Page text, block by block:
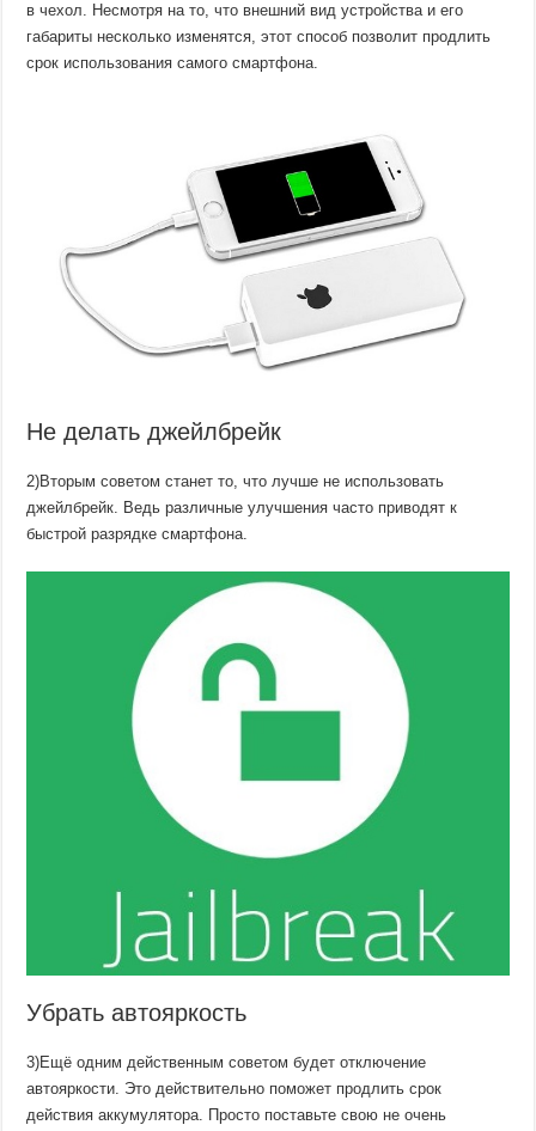
в чехол. Несмотря на то, что внешний вид устройства и его
габариты несколько изменятся, этот способ позволит продлить
срок использования самого смартфона.
Не делать джейлбрейк
2)Вторым советом станет то, что лучше не использовать
джейлбрейк. Ведь различные улучшения часто приводят к
быстрой разрядке смартфона.
Убрать автояркость
3)Ещё одним действенным советом будет отключение
автояркости. Это действительно поможет продлить срок
действия аккумулятора. Просто поставьте свою не очень